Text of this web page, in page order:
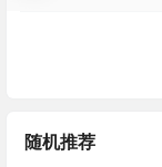
随机推荐